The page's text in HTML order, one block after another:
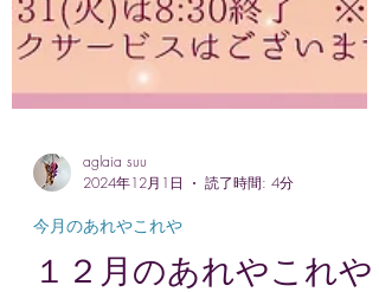
aglaia suu
2024年12月1日
今月のあれやこれや